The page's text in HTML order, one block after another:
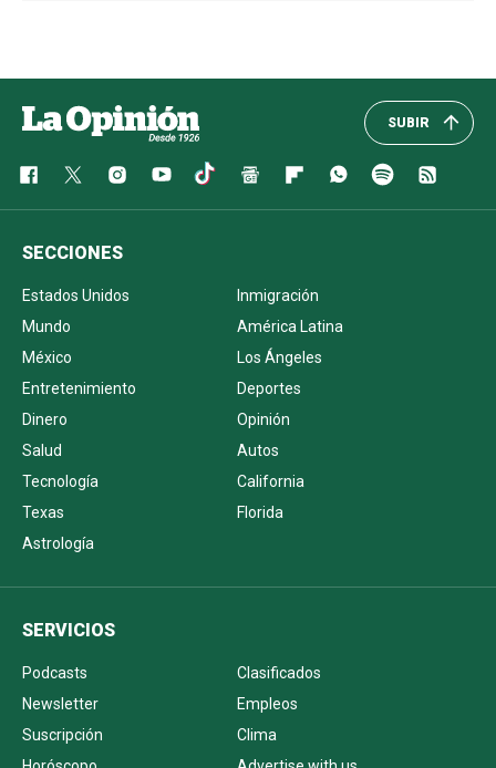
SUBIR
SECCIONES
Estados Unidos
Inmigración
Mundo
América Latina
México
Los Ángeles
Entretenimiento
Deportes
Dinero
Opinión
Salud
Autos
Tecnología
California
Texas
Florida
Astrología
SERVICIOS
Podcasts
Clasificados
Newsletter
Empleos
Suscripción
Clima